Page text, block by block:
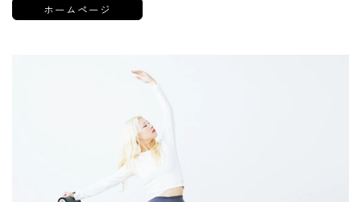
ホームページ